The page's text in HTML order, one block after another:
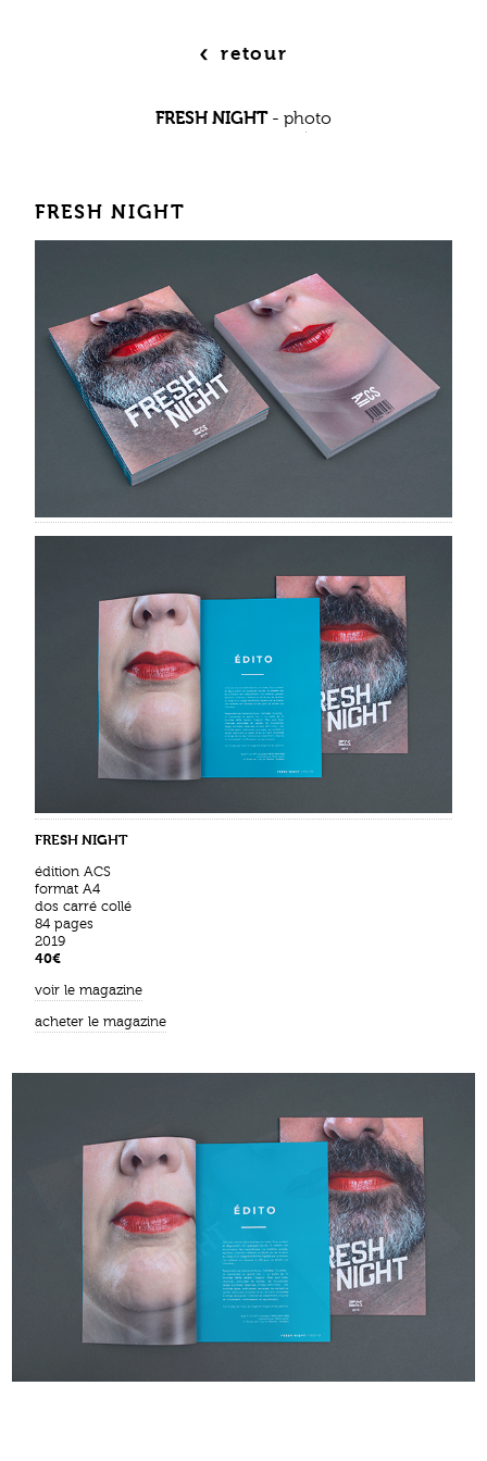
‹ retour
FRESH NIGHT- photo
FRESH NIGHT
FRESH NIGHT
édition ACS
format A4
dos carré collé
84 pages
2019
40€
voir le magazine
acheter le magazine